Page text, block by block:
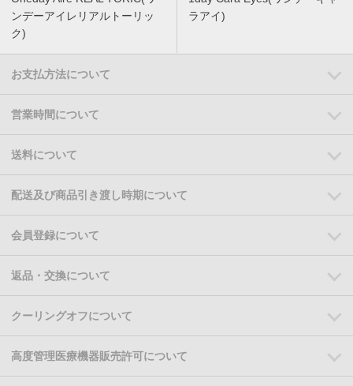
ンデーアイレリアルトーリッ
ク)
ラアイ)
お支払方法について
営業時間について
送料について
配送及び商品引き渡し時期について
会員登録について
返品・交換について
クーリングオフについて
高度管理医療機器販売許可について